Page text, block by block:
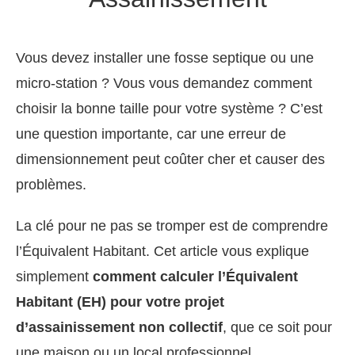
Vous devez installer une fosse septique ou une
micro-station ? Vous vous demandez comment
choisir la bonne taille pour votre système ? C’est
une question importante, car une erreur de
dimensionnement peut coûter cher et causer des
problèmes.
La clé pour ne pas se tromper est de comprendre
l’Équivalent Habitant. Cet article vous explique
simplement comment calculer l’Équivalent
Habitant (EH) pour votre projet
d’assainissement non collectif, que ce soit pour